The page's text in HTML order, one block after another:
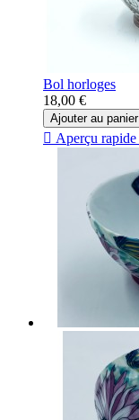
Bol horloges
18,00 €
Ajouter au panier
 Aperçu rapide